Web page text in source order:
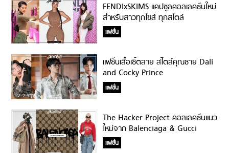
FENDIxSKIMS แคปซูลคอลเลคชั่นใหม่
สำหรับสาวทุกไซส์ ทุกสไตล์
แฟชั่น
แฟชั่นเสื้อเชิ้ตลาย สไตล์คุณชาย Dali
and Cocky Prince
แฟชั่น
The Hacker Project คอลเลคชั่นแนว
ใหม่จาก Balenciaga & Gucci
แฟชั่น